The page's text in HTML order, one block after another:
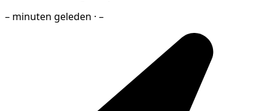
– minuten geleden · –